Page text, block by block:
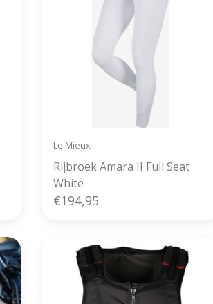
Le Mieux
Rijbroek Amara II Full Seat
White
€194,95